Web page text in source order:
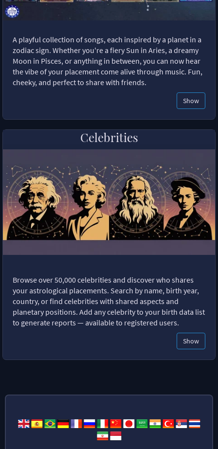
A playful collection of songs, each inspired by a planet in a
zodiac sign. Whether you're a fiery Sun in Aries, a dreamy
Moon in Pisces, or anything in between, you can now hear
the vibe of your placement come alive through music. Fun,
cheeky, and perfect to share with friends.
Show
Celebrities
Browse over 50,000 celebrities and discover who shares
your astrological placements. Search by name, birth year,
country, or find celebrities with shared aspects and
planetary positions. Add any celebrity to your birth data list
to generate reports — available to registered users.
Show